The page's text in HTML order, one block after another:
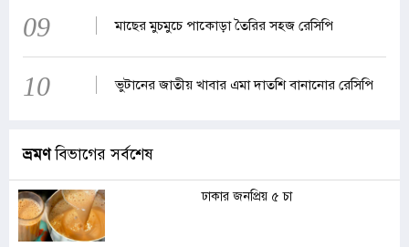
09 মাছের মুচমুচে পাকোড়া তৈরির সহজ রেসিপি
10 ভুটানের জাতীয় খাবার এমা দাতশি বানানোর রেসিপি
ভ্রমণবিভাগের সর্বশেষ
ঢাকার জনপ্রিয় ৫ চা